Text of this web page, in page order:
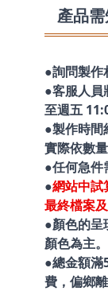
產品
●詢問製作
●客服人員
至週五
●製作時間
實際依數
●任何急件
●網站中試
最終檔案
●顏色的呈
顏色為主。
●總金額滿
費，偏鄉